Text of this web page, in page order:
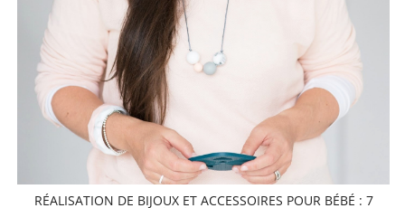
RÉALISATION DE BIJOUX ET ACCESSOIRES POUR BÉBÉ : 7